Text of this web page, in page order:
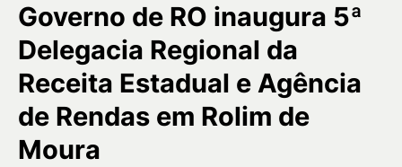
Governo de RO inaugura 5ª
Delegacia Regional da
Receita Estadual e Agência
de Rendas em Rolim de
Moura